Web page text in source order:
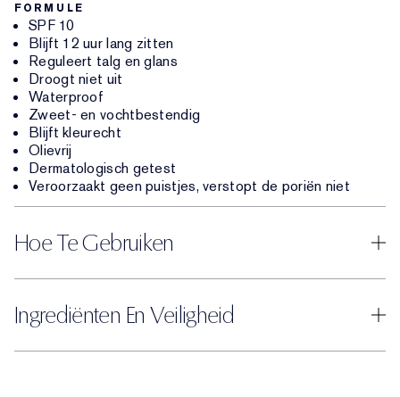
FORMULE
SPF 10
Blijft 12 uur lang zitten
Reguleert talg en glans
Droogt niet uit
Waterproof
Zweet- en vochtbestendig
Blijft kleurecht
Olievrij
Dermatologisch getest
Veroorzaakt geen puistjes, verstopt de poriën niet
Hoe Te Gebruiken
Ingrediënten En Veiligheid